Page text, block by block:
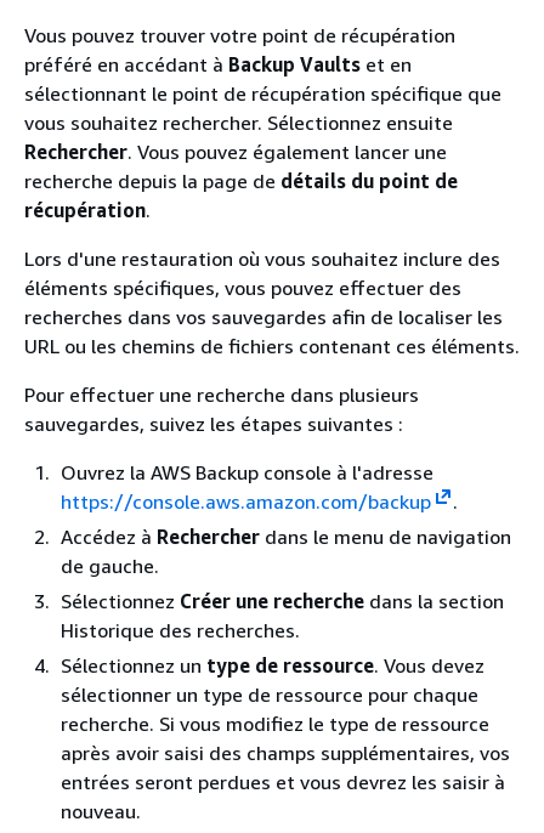
Vous pouvez trouver votre point de récupération
préféré en accédant à Backup Vaults et en
sélectionnant le point de récupération spécifique que
vous souhaitez rechercher. Sélectionnez ensuite
Rechercher. Vous pouvez également lancer une
recherche depuis la page de détails du point de
récupération.
Lors d'une restauration où vous souhaitez inclure des
éléments spécifiques, vous pouvez effectuer des
recherches dans vos sauvegardes afin de localiser les
URL ou les chemins de fichiers contenant ces éléments.
Pour effectuer une recherche dans plusieurs
sauvegardes, suivez les étapes suivantes :
Ouvrez la AWS Backup console à l'adresse
https://console.aws.amazon.com/backup
.
Accédez à Rechercher dans le menu de navigation
de gauche.
Sélectionnez Créer une recherche dans la section
Historique des recherches.
Sélectionnez un type de ressource. Vous devez
sélectionner un type de ressource pour chaque
recherche. Si vous modifiez le type de ressource
après avoir saisi des champs supplémentaires, vos
entrées seront perdues et vous devrez les saisir à
nouveau.